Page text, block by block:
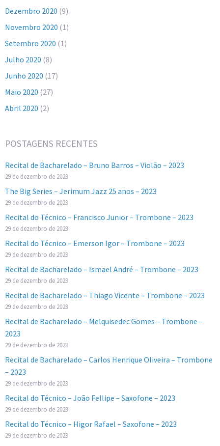
Dezembro 2020 (9)
Novembro 2020 (1)
Setembro 2020 (1)
Julho 2020 (8)
Junho 2020 (17)
Maio 2020 (27)
Abril 2020 (2)
POSTAGENS RECENTES
Recital de Bacharelado – Bruno Barros – Violão – 2023
29 de dezembro de 2023
The Big Series – Jerimum Jazz 25 anos – 2023
29 de dezembro de 2023
Recital do Técnico – Francisco Junior – Trombone – 2023
29 de dezembro de 2023
Recital do Técnico – Emerson Igor – Trombone – 2023
29 de dezembro de 2023
Recital de Bacharelado – Ismael André – Trombone – 2023
29 de dezembro de 2023
Recital de Bacharelado – Thiago Vicente – Trombone – 2023
29 de dezembro de 2023
Recital de Bacharelado – Melquisedec Gomes – Trombone –
2023
29 de dezembro de 2023
Recital de Bacharelado – Carlos Henrique Oliveira – Trombone
– 2023
29 de dezembro de 2023
Recital do Técnico – João Fellipe – Saxofone – 2023
29 de dezembro de 2023
Recital do Técnico – Higor Rafael – Saxofone – 2023
29 de dezembro de 2023